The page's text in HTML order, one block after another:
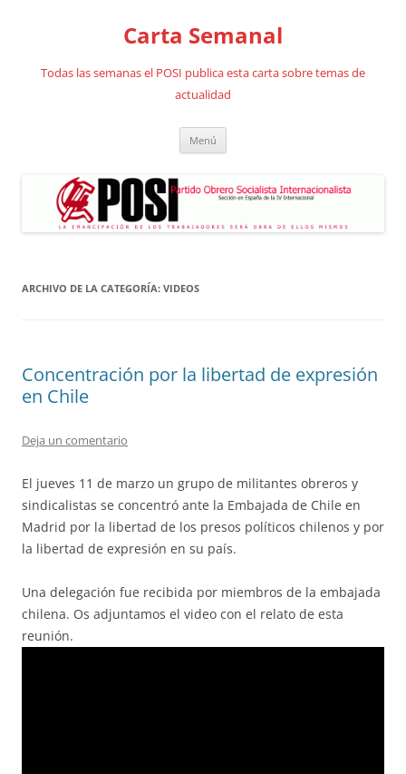
Carta Semanal
Todas las semanas el POSI publica esta carta sobre temas de
actualidad
Menú
ARCHIVO DE LA CATEGORÍA: VIDEOS
Concentración por la libertad de expresión
en Chile
Deja un comentario
El jueves 11 de marzo un grupo de militantes obreros y
sindicalistas se concentró ante la Embajada de Chile en
Madrid por la libertad de los presos políticos chilenos y por
la libertad de expresión en su país.
Una delegación fue recibida por miembros de la embajada
chilena. Os adjuntamos el video con el relato de esta
reunión.